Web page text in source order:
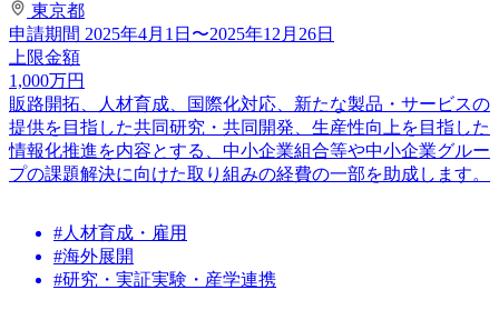
東京都
申請期間 2025年4月1日〜2025年12月26日
上限金額
1,000万円
販路開拓、人材育成、国際化対応、新たな製品・サービスの
提供を目指した共同研究・共同開発、生産性向上を目指した
情報化推進を内容とする、中小企業組合等や中小企業グルー
プの課題解決に向けた取り組みの経費の一部を助成します。
#人材育成・雇用
#海外展開
#研究・実証実験・産学連携